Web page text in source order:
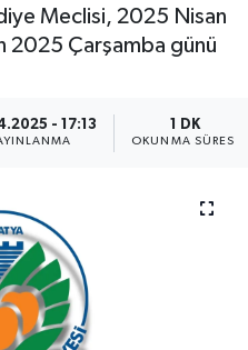
Meclisi, 2025 Nisan
2025 Çarşamba günü
- 17:13 1 DK
OKUNMA SÜRESI